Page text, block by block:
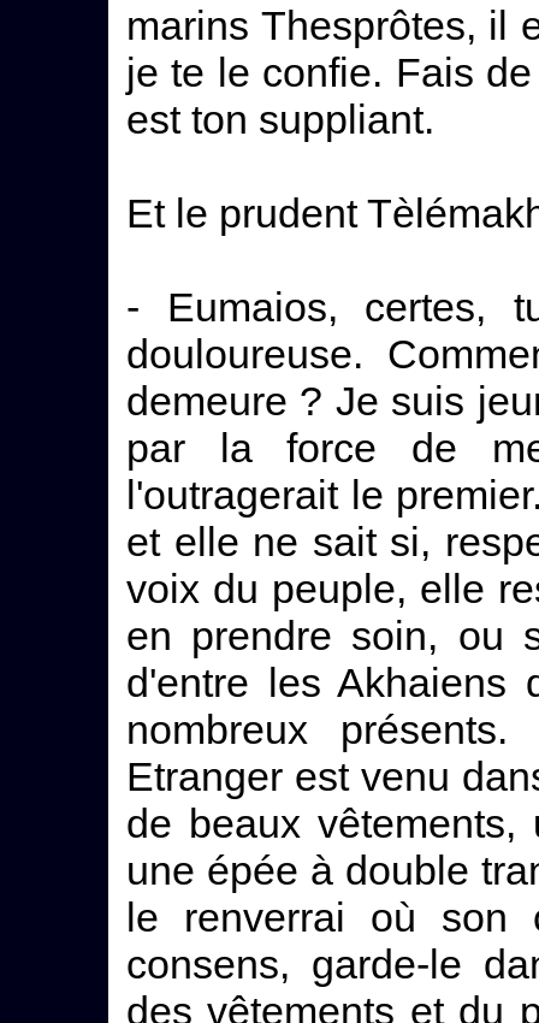
marins Thesprôtes, il
je te le confie. Fais
est ton suppliant.
Et le prudent
- Eumaios, certes,
douloureuse.
demeure ? Je suis
par la force de
l'outragerait le
et elle ne sait si,
voix du peuple, elle
en prendre soin, ou
d'entre les Akhaiens
nombreux
Etranger est venu
de beaux
une épée à double
le renverrai où son
consens, garde-le
des vêtements et du